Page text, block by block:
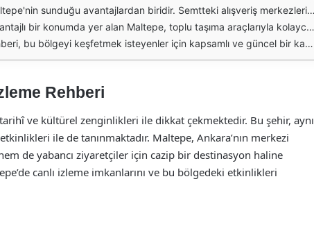
dükkanlar, ziyaretçilere geniş bir ürün yelpazesi sunmaktadır. Canlı izleme rehberi, bu mekanların güncel kampanya ve etkinliklerini takip etmenize yardımcı olarak, alışveriş deneyiminizi zenginleştirmektedir.
izleme rehberi, toplu taşıma saatleri, güzergahlar ve araçlar hakkında bilgiler sunarak, ziyaretçilerin ve sakinlerin ulaşımını kolaylaştırmaktadır. Bu sayede, bölge içerisindeki gezilecek yerler arasında hızlı ve rahat bir şekilde geçiş yapabilirsiniz.
hem de ziyaretçiler için birçok faydalı bilgi içeren bu rehber, Maltepe'deki yaşamı daha keyifli ve verimli hale getirmektedir. Maltepe'nin sunduğu tüm olanakları keşfetmek için bu rehberden yararlanmak, unutulmaz bir deneyim yaşamanıza yardımcı olacaktır.
Rehberi
ve kültürel zenginlikleri ile dikkat çekmektedir. Bu şehir, aynı
ile de tanınmaktadır. Maltepe, Ankara’nın merkezi
de yabancı ziyaretçiler için cazip bir destinasyon haline
canlı izleme imkanlarını ve bu bölgedeki etkinlikleri